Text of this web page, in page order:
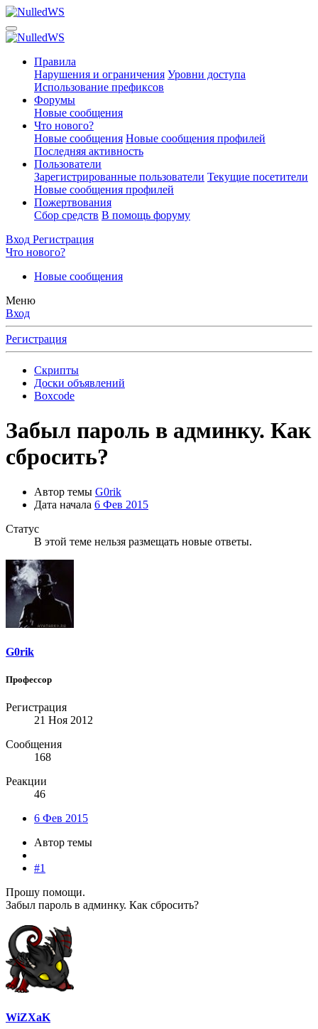
Правила
Нарушения и ограничения Уровни доступа
Использование префиксов
Форумы
Новые сообщения
Что нового?
Новые сообщения Новые сообщения профилей
Последняя активность
Пользователи
Зарегистрированные пользователи Текущие посетители
Новые сообщения профилей
Пожертвования
Сбор средств В помощь форуму
Вход Регистрация
Что нового?
Новые сообщения
Меню
Вход
Регистрация
Скрипты
Доски объявлений
Boxcode
Забыл пароль в админку. Как
сбросить?
Автор темы G0rik
Дата начала 6 Фев 2015
Статус
В этой теме нельзя размещать новые ответы.
G0rik
Профессор
Регистрация
21 Ноя 2012
Сообщения
168
Реакции
46
6 Фев 2015
Автор темы
#1
Прошу помощи.
Забыл пароль в админку. Как сбросить?
WiZXaK